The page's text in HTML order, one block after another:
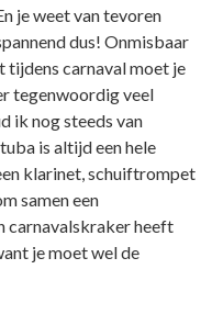
je weet van tevoren
dus! Onmisbaar
tijdens carnaval moet je
tegenwoordig veel
ik nog steeds van
is altijd een hele
klarinet, schuiftrompet
samen een
carnavalskraker heeft
je moet wel de